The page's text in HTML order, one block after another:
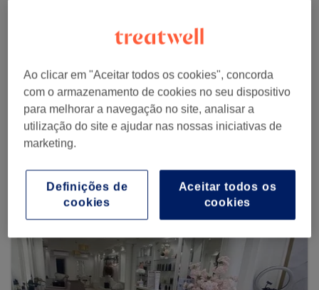
ti
Ao clicar em "Aceitar todos os cookies", concorda
com o armazenamento de cookies no seu dispositivo
para melhorar a navegação no site, analisar a
utilização do site e ajudar nas nossas iniciativas de
marketing.
Aceitar todos os
cookies
Definições de
cookies